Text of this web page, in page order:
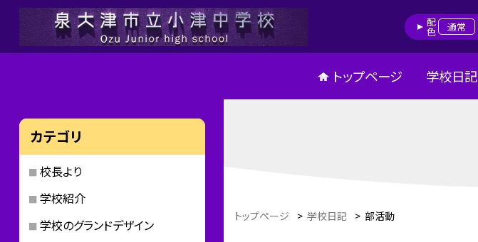
配色 通常
トップページ 学校日記
トップページ > 学校日記 > 部活動
カテゴリ
校長より
学校紹介
学校のグランドデザイン